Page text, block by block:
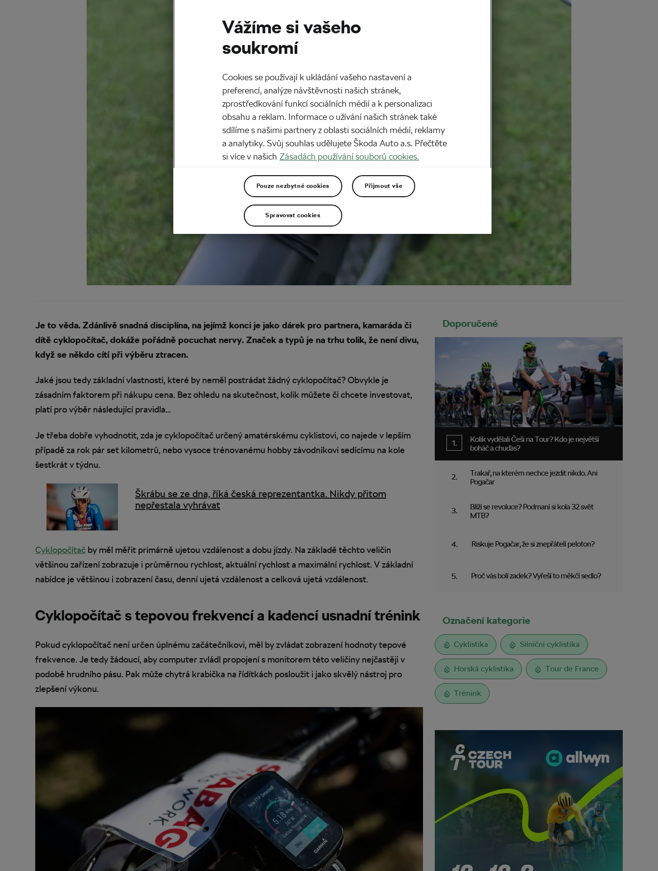
Je to věda. Zdánlivě snadná disciplína, na jejímž konci je jako dárek pro partnera, kamaráda či
dítě cyklopočítač, dokáže pořádně pocuchat nervy. Značek a typů je na trhu tolik, že není divu,
když se někdo cítí při výběru ztracen.
Jaké jsou tedy základní vlastnosti, které by neměl postrádat žádný cyklopočítač? Obvykle je
zásadním faktorem při nákupu cena. Bez ohledu na skutečnost, kolik můžete či chcete investovat,
platí pro výběr následující pravidla…
Je třeba dobře vyhodnotit, zda je cyklopočítač určený amatérskému cyklistovi, co najede v lepším
případě za rok pár set kilometrů, nebo vysoce trénovanému hobby závodníkovi sedícímu na kole
šestkrát v týdnu.
Škrábu se ze dna, říká česká reprezentantka. Nikdy přitom
nepřestala vyhrávat
Cyklopočítač by měl měřit primárně ujetou vzdálenost a dobu jízdy. Na základě těchto veličin
většinou zařízení zobrazuje i průměrnou rychlost, aktuální rychlost a maximální rychlost. V základní
nabídce je většinou i zobrazení času, denní ujetá vzdálenost a celková ujetá vzdálenost.
Cyklopočítač s tepovou frekvencí a kadencí usnadní trénink
Pokud cyklopočítač není určen úplnému začátečníkovi, měl by zvládat zobrazení hodnoty tepové
frekvence. Je tedy žádoucí, aby computer zvládl propojení s monitorem této veličiny nejčastěji v
podobě hrudního pásu. Pak může chytrá krabička na řídítkách posloužit i jako skvělý nástroj pro
zlepšení výkonu.
Doporučené
Kolik vydělali Češi na Tour? Kdo je největší
boháč a chuďas?
Trakař, na kterém nechce jezdit nikdo. Ani
Pogačar
Blíží se revoluce? Podmaní si kola 32 svět
MTB?
Riskuje Pogačar, že si znepřátelí peloton?
Proč vás bolí zadek? Vyřeší to měkčí sedlo?
Označení kategorie
Cyklistika Silniční cyklistika
Horská cyklistika Tour de France
Trénink
Vážíme si vašeho
soukromí
Cookies se používají k ukládání vašeho nastavení a
preferencí, analýze návštěvnosti našich stránek,
zprostředkování funkcí sociálních médií a k personalizaci
obsahu a reklam. Informace o užívání našich stránek také
sdílíme s našimi partnery z oblasti sociálních médií, reklamy
a analytiky. Svůj souhlas udělujete Škoda Auto a.s. Přečtěte
si více v našich Zásadách používání souborů cookies.
Pouze nezbytné cookies Přijmout vše
Spravovat cookies